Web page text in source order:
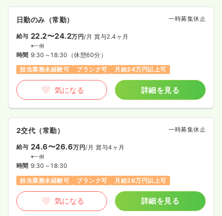
日勤のみ（常勤） 一時募集休止
給与 22.2〜24.2万円/月 賞与2.4ヶ月
※一例
時間 9:30～18:30 （休憩60分）
担当業務未経験可
ブランク可 月給24万円以上可
気になる 詳細を見る
2交代（常勤） 一時募集休止
給与 24.6〜26.6万円/月 賞与4ヶ月
※一例
時間 9:30～18:30
担当業務未経験可
ブランク可 月給26万円以上可
気になる 詳細を見る